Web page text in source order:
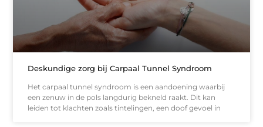
Deskundige zorg bij Carpaal Tunnel Syndroom
Het carpaal tunnel syndroom is een aandoening waarbij
een zenuw in de pols langdurig bekneld raakt. Dit kan
leiden tot klachten zoals tintelingen, een doof gevoel in